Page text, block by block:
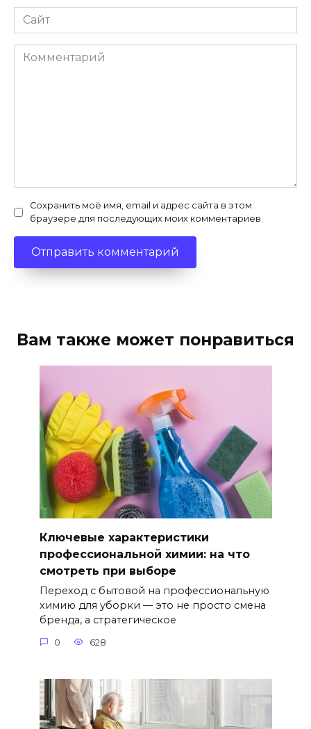
Сайт
Комментарий
Сохранить моё имя, email и адрес сайта в этом
браузере для последующих моих комментариев.
Вам также может понравиться
Ключевые характеристики
профессиональной химии: на что
смотреть при выборе
Переход с бытовой на профессиональную
химию для уборки — это не просто смена
бренда, а стратегическое
0 628